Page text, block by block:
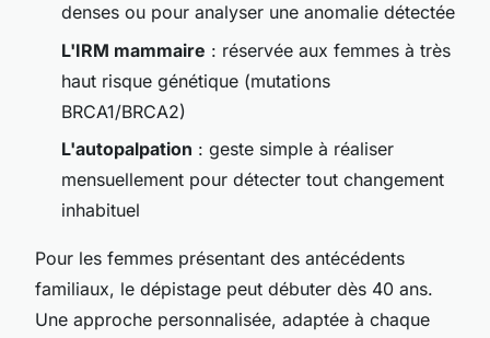
denses ou pour analyser une anomalie détectée
L'IRM mammaire : réservée aux femmes à très
haut risque génétique (mutations
BRCA1/BRCA2)
L'autopalpation : geste simple à réaliser
mensuellement pour détecter tout changement
inhabituel
Pour les femmes présentant des antécédents
familiaux, le dépistage peut débuter dès 40 ans.
Une approche personnalisée, adaptée à chaque